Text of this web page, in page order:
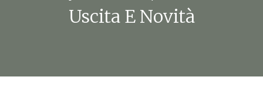
Uscita E Novità